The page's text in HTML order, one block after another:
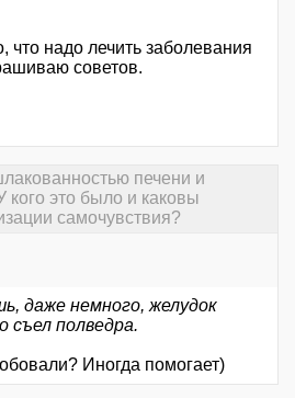
что надо лечить заболевания
советов.
печени и
это было и каковы
самочувствия?
даже немного, желудок
съел полведра.
Иногда помогает)